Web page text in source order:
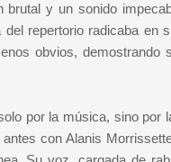
y un sonido
repertorio radicaba en
obvios, demostrando
por la música, sino por
con Alanis